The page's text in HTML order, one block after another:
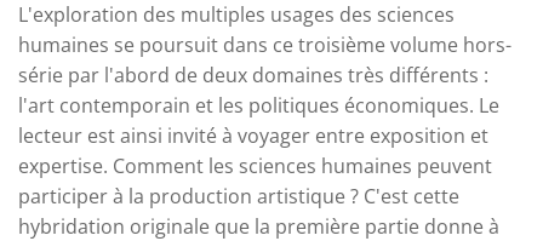
L'exploration des multiples usages des sciences
humaines se poursuit dans ce troisième volume hors-
série par l'abord de deux domaines très différents :
l'art contemporain et les politiques économiques. Le
lecteur est ainsi invité à voyager entre exposition et
expertise. Comment les sciences humaines peuvent
participer à la production artistique ? C'est cette
hybridation originale que la première partie donne à